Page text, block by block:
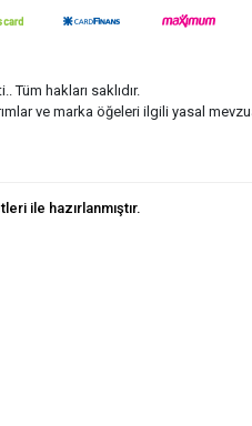
Tüm hakları saklıdır.
ve marka öğeleri ilgili yasal
ile hazırlanmıştır.